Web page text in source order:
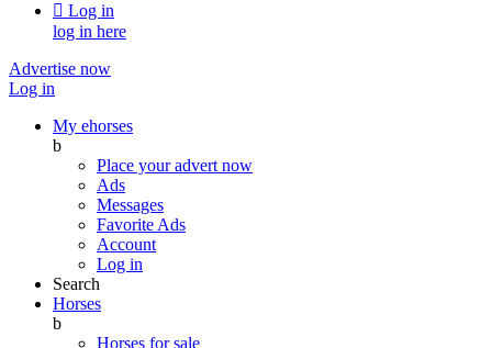
 Log in
log in here
Advertise now
Log in
My ehorses
b
Place your advert now
Ads
Messages
Favorite Ads
Account
Log in
Search
Horses
b
Horses for sale